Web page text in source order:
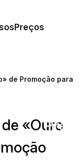
Preços
de Promoção para
«Ouro